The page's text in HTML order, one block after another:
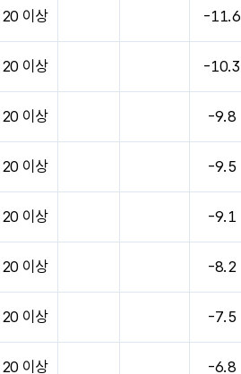
20 이상 -11.6
20 이상 -10.3
20 이상 -9.8
20 이상 -9.5
20 이상 -9.1
20 이상 -8.2
20 이상 -7.5
20 이상 -6.8